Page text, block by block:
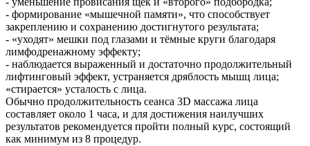
- формирование «мышечной памяти», что способствует
закреплению и сохранению достигнутого результата;
- «уходят» мешки под глазами и тёмные круги благодаря
лимфодренажному эффекту;
- наблюдается выраженный и достаточно продолжительный
лифтинговый эффект, устраняется дряблость мышц лица;
«стирается» усталость с лица.
Обычно продолжительность сеанса 3D массажа лица
составляет около 1 часа, и для достижения наилучших
результатов рекомендуется пройти полный курс, состоящий
как минимум из 8 процедур.